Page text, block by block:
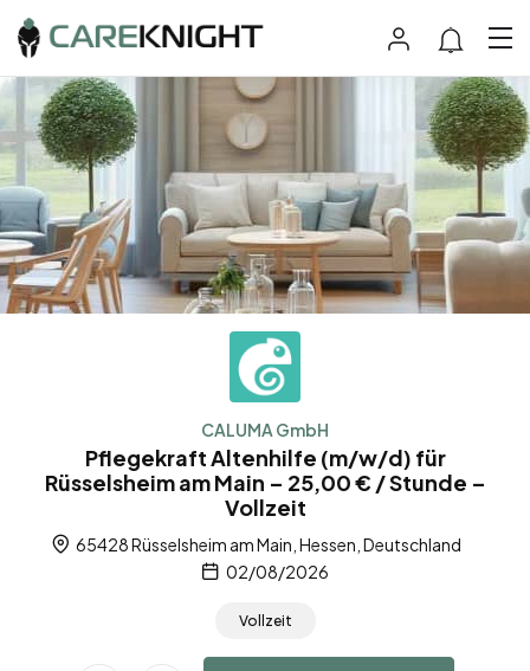
CALUMA GmbH
Pflegekraft Altenhilfe (m/w/d) für
Rüsselsheim am Main – 25,00 € / Stunde –
Vollzeit
65428 Rüsselsheim am Main, Hessen, Deutschland
02/08/2026
Vollzeit